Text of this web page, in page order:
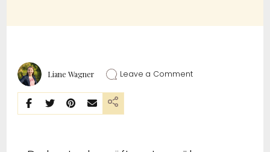
Liane Wagner Leave a Comment